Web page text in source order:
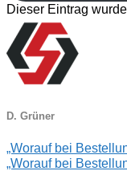
Dieser Eintrag
D. Grüner
„Worauf bei
„Worauf bei